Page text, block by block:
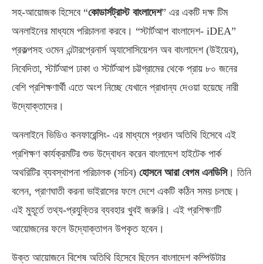
সহ-আয়োজক হিসেবে “কোডার্সট্রাস্ট বাংলাদেশ” এর একটি দক্ষ টিম
অনলাইনের মাধ্যমে পরিচালনা করবে। “স্টার্টআপ বাংলাদেশ- iDEA”
প্রকল্পসহ ওমেন এন্টারপ্রেনার্স অ্যাসোসিয়েশন অব বাংলাদেশ (উইয়েব),
নিবেদিতা, স্টার্টআপ ঢাকা ও স্টার্টআপ চট্টগ্রামের থেকে প্রায় ৮০ জনের
বেশি প্রশিক্ষণার্থী এতে অংশ নিচ্ছে যেখানে প্রাধান্য দেওয়া হয়েছে নারী
উদ্যোক্তাদের।
অনলাইনে ভিডিও কনফারেন্সিং- এর মাধ্যমে প্রধান অতিথি হিসেবে এই
প্রশিক্ষণ কার্যক্রমটির শুভ উদ্বোধন করেন বাংলাদেশ হাইটেক পার্ক
অথরিটির ব্যবস্থাপনা পরিচালক (সচিব) হোসনে আরা বেগম এনডিসি। তিনি
বলেন, প্রাণঘাতী করনা ভাইরাসের ফলে দেশে একটি কঠিন সময় চলছে।
এই মুহূর্তে তথ্য-প্রযুক্তির ব্যবহার খুবই জরুরি। এই প্রশিক্ষণটি
আয়োজনের ফলে উদ্যোক্তাগন উপকৃত হবেন।
উক্ত আয়োজনে বিশেষ অতিথি হিসেবে ছিলেন বাংলাদেশ কম্পিউটার